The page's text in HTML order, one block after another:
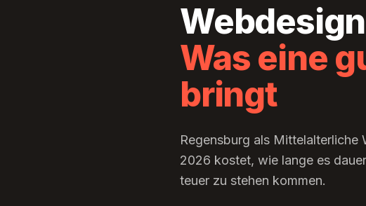
Was eine
bringt
Regensburg als Mittelalterliche
2026 kostet, wie lange es
teuer zu stehen kommen.